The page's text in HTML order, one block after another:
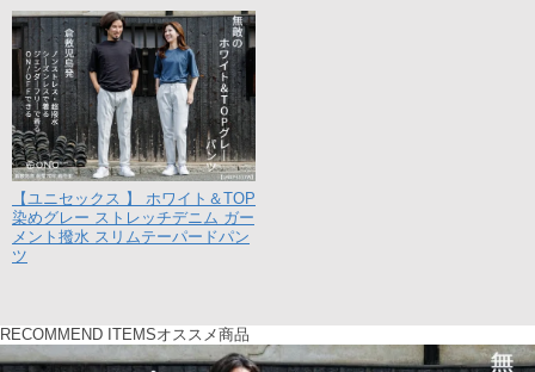
【ユニセックス 】 ホワイト＆TOP
染めグレー ストレッチデニム ガー
メント撥水 スリムテーパードパン
ツ
RECOMMEND ITEMSオススメ商品